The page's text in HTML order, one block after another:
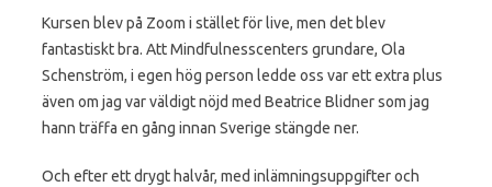
Kursen blev på Zoom i stället för live, men det blev
fantastiskt bra. Att Mindfulnesscenters grundare, Ola
Schenström, i egen hög person ledde oss var ett extra plus
även om jag var väldigt nöjd med Beatrice Blidner som jag
hann träffa en gång innan Sverige stängde ner.
Och efter ett drygt halvår, med inlämningsuppgifter och